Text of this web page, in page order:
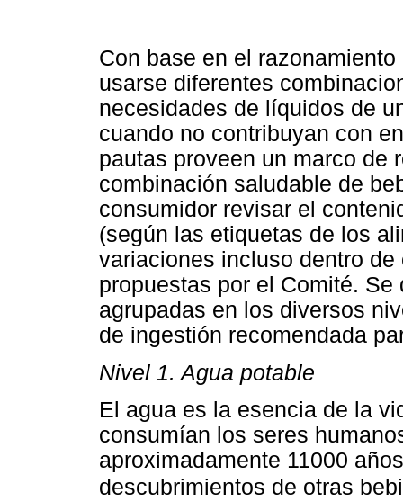
Con base en el
usarse diferentes
necesidades de líquidos de
cuando no contribuyan con
pautas proveen un marco de
combinación saludable de
consumidor revisar el
(según las etiquetas de los
variaciones incluso dentro
propuestas por el Comité.
agrupadas en los diversos
de ingestión recomendada
Nivel 1. Agua potable
El agua es la esencia de la
consumían los seres
aproximadamente 11000
descubrimientos de otras